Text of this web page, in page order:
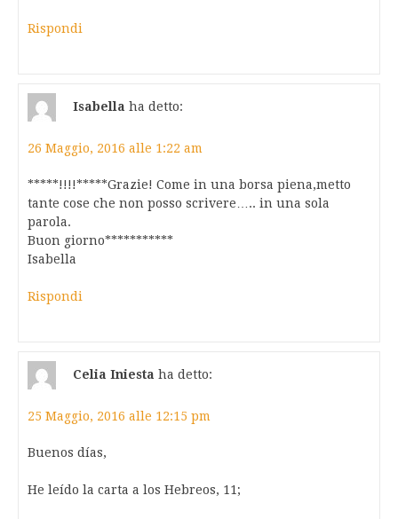
Rispondi
Isabella ha detto:
26 Maggio, 2016 alle 1:22 am
*****!!!!*****Grazie! Come in una borsa piena,metto
tante cose che non posso scrivere….. in una sola
parola.
Buon giorno***********
Isabella
Rispondi
Celia Iniesta ha detto:
25 Maggio, 2016 alle 12:15 pm
Buenos días,
He leído la carta a los Hebreos, 11;